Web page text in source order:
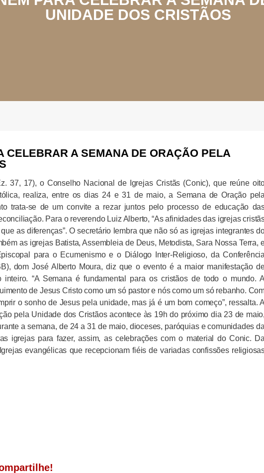
UNIDADE DOS CRISTÃOS
CELEBRAR A SEMANA DE ORAÇÃO PELA
37, 17), o Conselho Nacional de Igrejas Cristãs (Conic), que reúne
realiza, entre os dias 24 e 31 de maio, a Semana de Oração pela
trata-se de um convite a rezar juntos pelo processo de educação
Para o reverendo Luiz Alberto, “As afinidades das igrejas
as diferenças”. O secretário lembra que não só as igrejas integrantes
as igrejas Batista, Assembleia de Deus, Metodista, Sara Nossa Terra,
para o Ecumenismo e o Diálogo Inter-Religioso, da Conferência
dom José Alberto Moura, diz que o evento é a maior manifestação
“A Semana é fundamental para os cristãos de todo o mundo. A
de Jesus Cristo como um só pastor e nós como um só rebanho.
o sonho de Jesus pela unidade, mas já é um bom começo”, ressalta. A
pela Unidade dos Cristãos acontece às 19h do próximo dia 23 de maio,
a semana, de 24 a 31 de maio, dioceses, paróquias e comunidades da
igrejas para fazer, assim, as celebrações com o material do Conic. Da
evangélicas que recepcionam fiéis de variadas confissões